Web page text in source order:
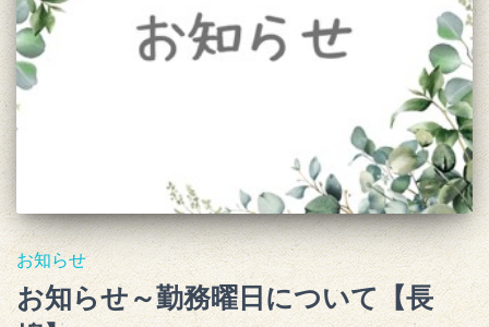
お知らせ
お知らせ～勤務曜日について【長